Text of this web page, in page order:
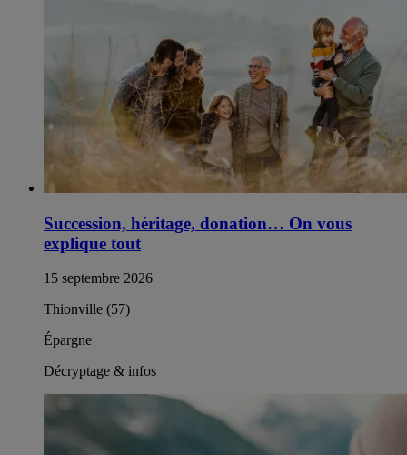
Succession, héritage, donation… On vous
explique tout
15 septembre 2026
Thionville (57)
Épargne
Décryptage & infos